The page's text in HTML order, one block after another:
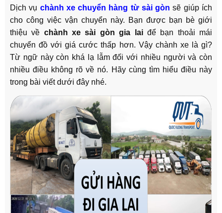
Dịch vụ chành xe chuyển hàng từ sài gòn sẽ giúp ích
cho công việc vận chuyển này. Bạn được bạn bè giới
thiệu về chành xe sài gòn gia lai để bạn thoải mái
chuyển đồ với giá cước thấp hơn. Vậy chành xe là gì?
Từ ngữ này còn khá lạ lẫm đối với nhiều người và còn
nhiều điều không rõ về nó. Hãy cùng tìm hiểu điều này
trong bài viết dưới đây nhé.